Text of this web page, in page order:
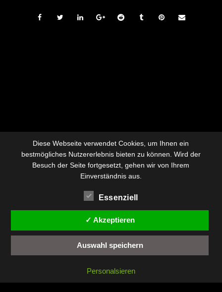
Diese Webseite verwendet Cookies, um Ihnen ein
bestmögliches Nutzererlebnis bieten zu können. Wird der
Besuch der Seite fortgesetzt, gehen wir von Ihrem
Einverständnis aus.
Essenziell
✓ Akzeptieren
Auswahl speichern
Personalsieren